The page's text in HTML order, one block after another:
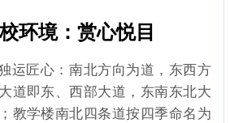
环境：赏心悦目
运匠心：南北方向为道，东西方
道即东、西部大道，东南东北大
教学楼南北四条道按四季命名为